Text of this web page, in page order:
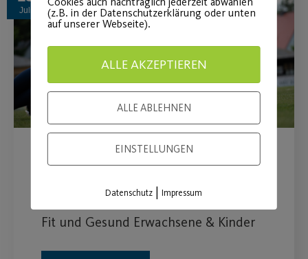
Juli
Sommerferienprogramm
Fit und Gesund Erwachsene & Kinder
(z.B. in der Datenschutzerklärung oder unten
auf unserer Webseite).
ALLE AKZEPTIEREN
ALLE ABLEHNEN
EINSTELLUNGEN
Datenschutz |Impressum